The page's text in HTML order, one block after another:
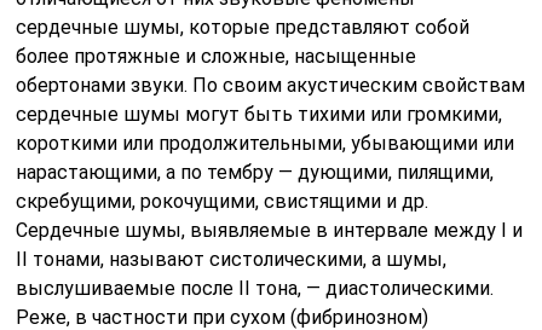
сердечные шумы, которые представляют собой
более протяжные и сложные, насыщенные
обертонами звуки. По своим акустическим свойствам
сердечные шумы могут быть тихими или громкими,
короткими или продолжительными, убывающими или
нарастающими, а по тембру — дующими, пилящими,
скребущими, рокочущими, свистящими и др.
Сердечные шумы, выявляемые в интервале между I и
II тонами, называют систолическими, а шумы,
выслушиваемые после II тона, — диастолическими.
Реже, в частности при сухом (фибринозном)